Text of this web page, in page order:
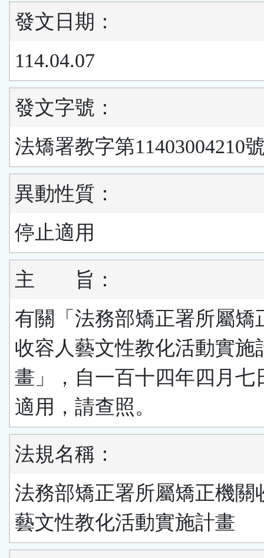
發文日期：
114.04.07
發文字號：
法矯署教字第11403004210
異動性質：
停止適用
主 旨：
有關「法務部矯正署所屬矯
收容人藝文性教化活動實施
畫」，自一百十四年四月七
適用，請查照。
法規名稱：
法務部矯正署所屬矯正機關
藝文性教化活動實施計畫